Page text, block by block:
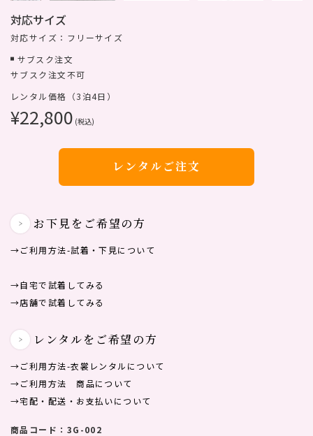
対応サイズ
対応サイズ：フリーサイズ
サブスク注文
サブスク注文不可
レンタル価格（3泊4日）
¥22,800 (税込)
レンタルご注文
お下見をご希望の方
→ご利用方法-試着・下見について
→自宅で試着してみる
→店舗で試着してみる
レンタルをご希望の方
→ご利用方法-⾐裳レンタルについて
→ご利用方法 商品について
→宅配・配送・お支払いについて
商品コード：3G-002